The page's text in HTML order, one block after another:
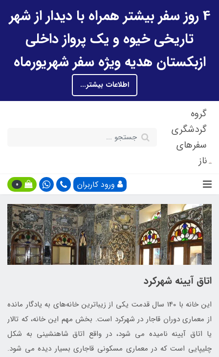
4 روز سفر بیشتر همراه با دیدار از شهر
تاریخی خیوه و یک پرواز داخلی
ازبکستان هدیه ویژه سفر شهریورماه
اطلاعات بیشتر...
گروه
گردشگری
سفرهای
ناز
ورود کاربران 0
اتاق آیینه شهرکرد
این خانه با 140 سال قدمت يكی از زيباترين خانه‌های به يادگار مانده
از معماري دوران قاجار در شهركرد است. بخش مهم اين خانه، كه تالار
يا اتاق آيينه ناميده می ‌شود، در واقع اتاق شاهنشينی به شكل
چليپايی است كه در معماری مسكونی قاجاری بسيار ديده می ‌شود.